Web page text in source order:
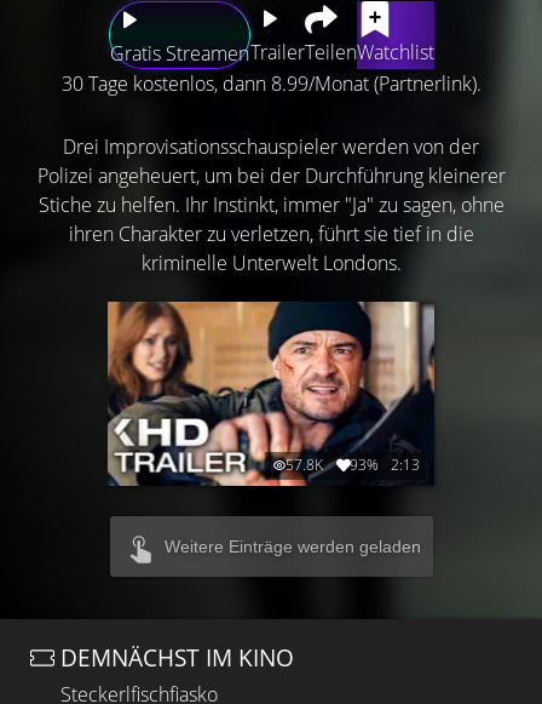
Gratis StreamenTrailerTeilenWatchlist
30 Tage kostenlos, dann 8.99/Monat (Partnerlink).
Drei Improvisationsschauspieler werden von der
Polizei angeheuert, um bei der Durchführung kleinerer
Stiche zu helfen. Ihr Instinkt, immer "Ja" zu sagen, ohne
ihren Charakter zu verletzen, führt sie tief in die
kriminelle Unterwelt Londons.
57.8K 93% 2:13
Weitere Einträge werden geladen
DEMNÄCHST IM KINO
Steckerlfischfiasko